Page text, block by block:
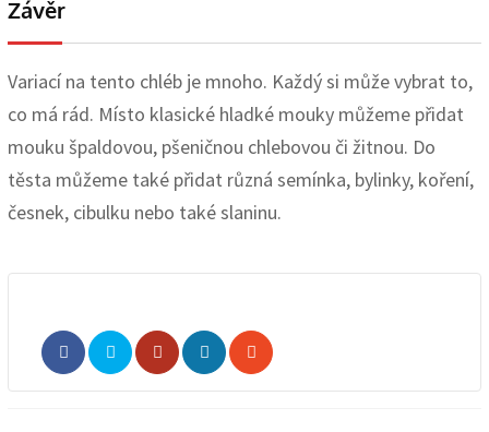
Závěr
Variací na tento chléb je mnoho. Každý si může vybrat to,
co má rád. Místo klasické hladké mouky můžeme přidat
mouku špaldovou, pšeničnou chlebovou či žitnou. Do
těsta můžeme také přidat různá semínka, bylinky, koření,
česnek, cibulku nebo také slaninu.
WhatsappShare
Print